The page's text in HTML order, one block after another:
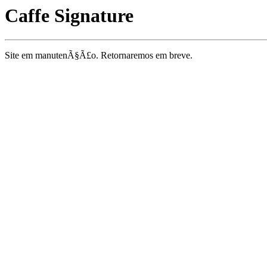
Caffe Signature
Site em manutenÃ§Ã£o. Retornaremos em breve.